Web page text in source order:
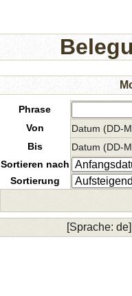
Phrase
Von
Datum (DD-
Bis
Datum (DD-
Sortieren nach
Sortierung
[Sprache: